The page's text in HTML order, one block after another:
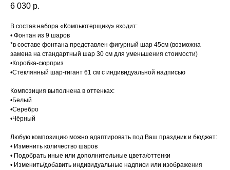
6 030 р.
В состав набора «Компьютерщику» входит:
• Фонтан из 9 шаров
*в составе фонтана представлен фигурный шар 45см (возможна
замена на стандартный шар 30 см для уменьшения стоимости)
•Коробка-сюрприз
•Стеклянный шар-гигант 61 см с индивидуальной надписью
Композиция выполнена в оттенках:
•Белый
•Серебро
•Чёрный
Любую композицию можно адаптировать под Ваш праздник и бюджет:
• Изменить количество шаров
• Подобрать иные или дополнительные цвета/оттенки
• Изменить/добавить индивидуальные надписи или изображения